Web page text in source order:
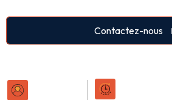
Contactez-nous